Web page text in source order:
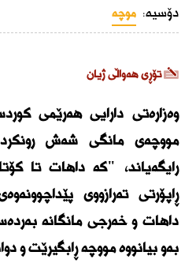
دۆسیە:موچە
تۆڕی هەواڵی ژیان
وەزارەتی دارایی هەرێمی
مووچەی مانگی شەش
رایگەیاند، "کە داهات تا
ڕاپۆرتی تەرازووی
داهات و خەرجی مانگانە
بەو بیانووە مووچە ڕابگیرێت و